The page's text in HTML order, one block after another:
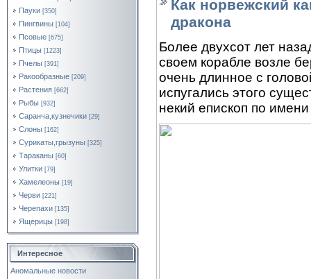
Пауки [350]
Пингвины [104]
Псовые [675]
Птицы [1223]
Пчелы [391]
Ракообразные [209]
Растения [662]
Рыбы [932]
Саранча,кузнечики [29]
Слоны [162]
Сурикаты,грызуны [325]
Тараканы [60]
Улитки [79]
Хамелеоны [19]
Черви [221]
Черепахи [135]
Ящерицы [198]
Интересное
Аномальные новости
Как норвежский
дракона
Более двухсот лет
своем корабле возле
очень длинное с
испугались этого
некий епископ по